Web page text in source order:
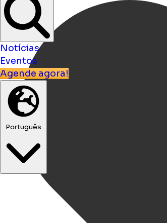
Notícias
Eventos
Agende agora!
Português